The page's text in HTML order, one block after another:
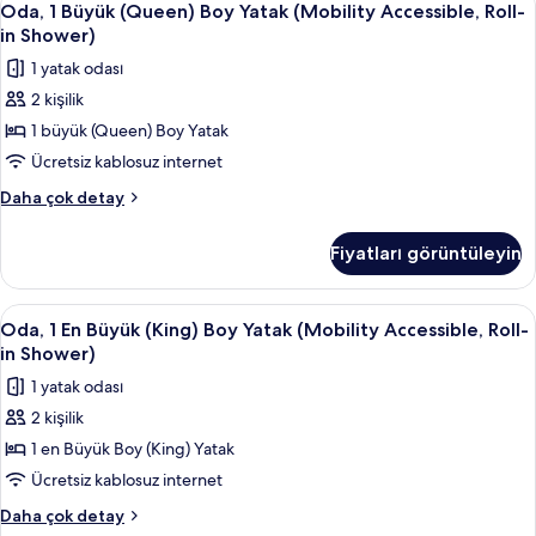
görün
Yatak,
Köşe
daha
fazla
1
Büyük
(Queen)
Boy
Yatak
(Mobility
Accessible,
Shower)
için
tüm
fotoğrafları
görün
6
Oda, 1 Büyük (Queen) Boy Yatak (Mobility Accessible, Roll-
in Shower)
1 yatak odası
2 kişilik
1 büyük (Queen) Boy Yatak
Ücretsiz kablosuz internet
Daha çok detay
Oda,
Boy
Yatak
(Mobility
Accessible,
in
Shower)
hakkında
daha
fazla
Fiyatları görüntüleyin
Oda,
1
En
Büyük
(King)
Boy
Yatak
(Mobility
Kaliteli yatak takımı, kuştüyü
6
Oda, 1 En Büyük (King) Boy Yatak (Mobility Accessible, Roll-
in Shower)
1 yatak odası
2 kişilik
1 en Büyük Boy (King) Yatak
Ücretsiz kablosuz internet
Daha çok detay
Oda,